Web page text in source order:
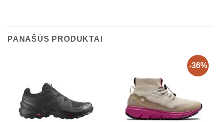
PANAŠŪS PRODUKTAI
-36%